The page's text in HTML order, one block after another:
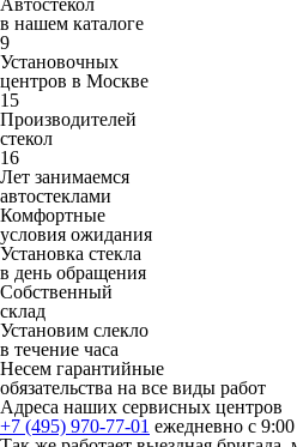
Автостекол
в нашем каталоге
9
Установочных
центров в Москве
15
Производителей
стекол
16
Лет занимаемся
автостеклами
Комфортные
условия ожидания
Установка стекла
в день обращения
Собственный
склад
Установим слекло
в течение часа
Несем гарантийные
обязательства на все виды работ
Адреса наших сервисных центров
+7 (495) 970-77-01 ежедневно с